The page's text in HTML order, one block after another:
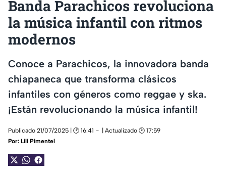
Banda Parachicos revoluciona
la música infantil con ritmos
modernos
Conoce a Parachicos, la innovadora banda
chiapaneca que transforma clásicos
infantiles con géneros como reggae y ska.
¡Están revolucionando la música infantil!
Publicado 21/07/2025 | 🕑 16:41
| Actualizado 🕑 17:59
Por: Lili Pimentel